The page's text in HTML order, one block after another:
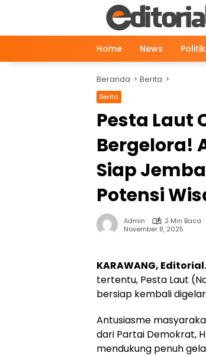
Home
News Politik
Beranda Berita
Berita
Pesta Laut
Bergelora!
Siap
Potensi
Admin
2 Min Baca
November 8, 2025
KARAWANG,
tertentu, Pesta Laut
bersiap kembali
Antusiasme
dari Partai Demokrat,
mendukung penuh